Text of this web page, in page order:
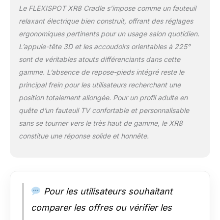
225° s’adaptent à
d’espace quand vous
en avez besoin ou un
cocon chaleureux
quand vous voulez
confortablement.
Mouvement relaxant
& rotation 360°:
Savourez un doux
rotation complète à
360° pour changer
simplement se
Rangements
Le FLEXISPOT XR8 Cradle s’impose comme un fauteuil
relaxant électrique bien construit, offrant des réglages
ergonomiques pertinents pour un usage salon quotidien.
L’appuie-tête 3D et les accoudoirs orientables à 225°
sont de véritables atouts différenciants dans cette
gamme. L’absence de repose-pieds intégré reste le
principal frein pour les utilisateurs recherchant une
position totalement allongée. Pour un profil adulte en
quête d’un fauteuil TV confortable et personnalisable
sans se tourner vers le très haut de gamme, le XR8
constitue une réponse solide et honnête.
Pour les utilisateurs souhaitant
comparer les offres ou vérifier les